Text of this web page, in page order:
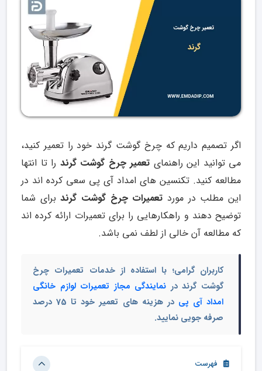
اگر تصمیم داریم که چرخ گوشت گرند خود را تعمیر کنید،
می توانید این راهنمای تعمیر چرخ گوشت گرند را تا انتها
مطالعه کنید. تکنسین های امداد آی پی سعی کرده اند در
این مطلب در مورد تعمیرات چرخ گوشت گرندبرای شما
توضیح دهند و راهکارهایی را برای تعمیرات ارائه کرده اند
که مطالعه آن خالی از لطف نمی باشد.
کاربران گرامی؛ با استفاده از خدمات تعمیرات چرخ
گوشت گرند در نمایندگی مجاز تعمیرات لوازم خانگی
امداد آی پی
در هزینه های تعمیر خود تا 75 درصد
صرفه جویی نمایید.
فهرست